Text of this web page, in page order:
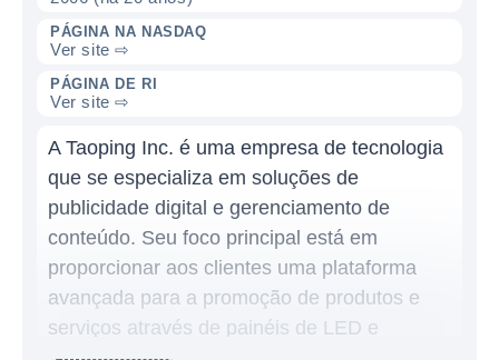
PÁGINA NA NASDAQ
Ver site ⇨
PÁGINA DE RI
Ver site ⇨
A Taoping Inc. é uma empresa de tecnologia
que se especializa em soluções de
publicidade digital e gerenciamento de
conteúdo. Seu foco principal está em
proporcionar aos clientes uma plataforma
avançada para a promoção de produtos e
serviços através de painéis de LED e